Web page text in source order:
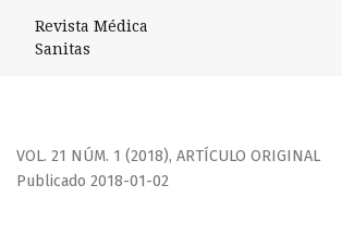
Impacto de la implementación de la
Revista Médica
Sanitas
VOL. 21 NÚM. 1 (2018), ARTÍCULO ORIGINAL
Publicado 2018-01-02